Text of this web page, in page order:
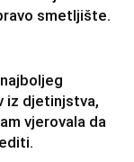
smetljište.
iz djetinjstva,
vjerovala da